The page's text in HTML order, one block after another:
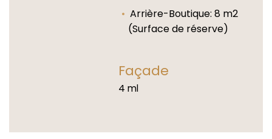
Arrière-Boutique: 8 m2
(Surface de réserve)
Façade
4 ml